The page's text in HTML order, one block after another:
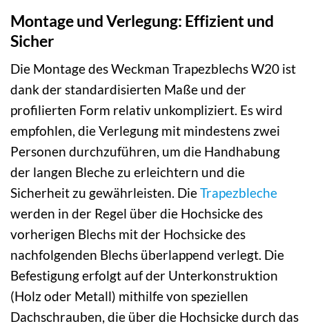
Montage und Verlegung: Effizient und
Sicher
Die Montage des Weckman Trapezblechs W20 ist
dank der standardisierten Maße und der
profilierten Form relativ unkompliziert. Es wird
empfohlen, die Verlegung mit mindestens zwei
Personen durchzuführen, um die Handhabung
der langen Bleche zu erleichtern und die
Sicherheit zu gewährleisten. DieTrapezbleche
werden in der Regel über die Hochsicke des
vorherigen Blechs mit der Hochsicke des
nachfolgenden Blechs überlappend verlegt. Die
Befestigung erfolgt auf der Unterkonstruktion
(Holz oder Metall) mithilfe von speziellen
Dachschrauben, die über die Hochsicke durch das